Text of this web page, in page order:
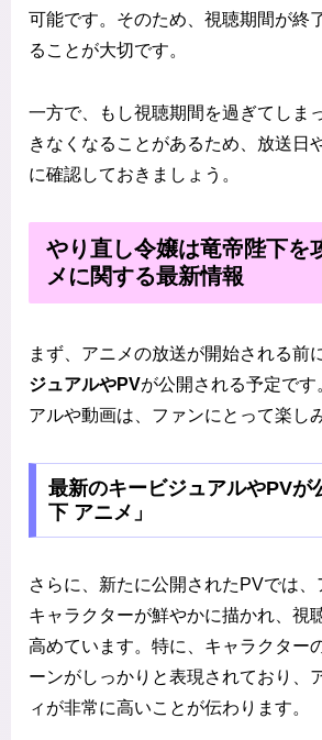
可能です。そのため、視聴期間が終
ることが大切です。
一方で、もし視聴期間を過ぎてしま
きなくなることがあるため、放送日
に確認しておきましょう。
やり直し令嬢は竜帝陛下を
メに関する最新情報
まず、アニメの放送が開始される前に
ジュアルやPVが公開される予定です
アルや動画は、ファンにとって楽し
最新のキービジュアルやPVが
下 アニメ」
さらに、新たに公開されたPVでは
キャラクターが鮮やかに描かれ、視
高めています。特に、キャラクター
ーンがしっかりと表現されており、
ィが非常に高いことが伝わります。